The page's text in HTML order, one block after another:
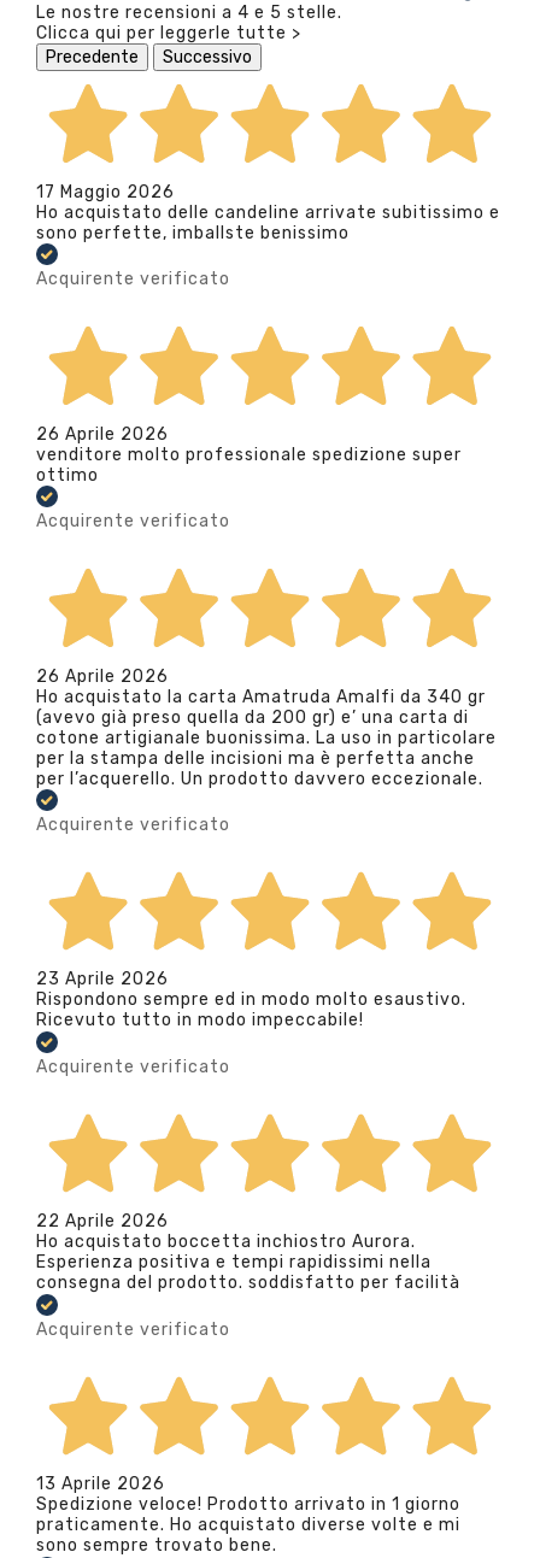
Le nostre recensioni a 4 e 5 stelle.
Clicca qui per leggerle tutte >
Precedente
Successivo
17 Maggio 2026
Ho acquistato delle candeline arrivate subitissimo e
sono perfette, imballste benissimo
Acquirente verificato
26 Aprile 2026
venditore molto professionale spedizione super
ottimo
Acquirente verificato
26 Aprile 2026
Ho acquistato la carta Amatruda Amalfi da 340 gr
(avevo già preso quella da 200 gr) e’ una carta di
cotone artigianale buonissima. La uso in particolare
per la stampa delle incisioni ma è perfetta anche
per l’acquerello. Un prodotto davvero eccezionale.
Acquirente verificato
23 Aprile 2026
Rispondono sempre ed in modo molto esaustivo.
Ricevuto tutto in modo impeccabile!
Acquirente verificato
22 Aprile 2026
Ho acquistato boccetta inchiostro Aurora.
Esperienza positiva e tempi rapidissimi nella
consegna del prodotto. soddisfatto per facilità
Acquirente verificato
13 Aprile 2026
Spedizione veloce! Prodotto arrivato in 1 giorno
praticamente. Ho acquistato diverse volte e mi
sono sempre trovato bene.